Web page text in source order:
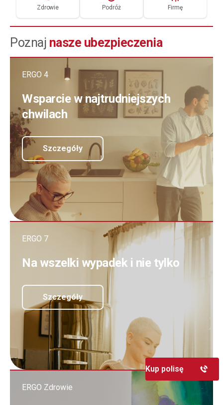
Zdrowie Podróż Firmę
Poznaj nasze ubezpieczenia
ERGO 4
Wsparcie w najtrudniejszych
chwilach
Szczegóły
ERGO 7
Na wszelki wypadek i nie tylko
Szczegóły
ERGO Zdrowie
Kup polisę